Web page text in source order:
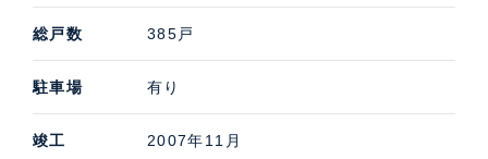
総戸数 385戸
駐車場 有り
竣工 2007年11月